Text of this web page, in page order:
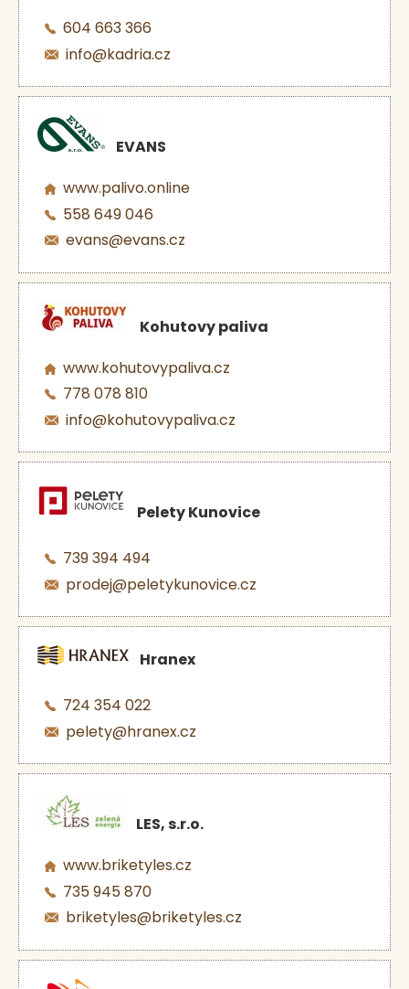
604 663 366
info@kadria.cz
EVANS
www.palivo.online
558 649 046
evans@evans.cz
Kohutovy paliva
www.kohutovypaliva.cz
778 078 810
info@kohutovypaliva.cz
Pelety Kunovice
739 394 494
prodej@peletykunovice.cz
Hranex
724 354 022
pelety@hranex.cz
LES, s.r.o.
www.briketyles.cz
735 945 870
briketyles@briketyles.cz